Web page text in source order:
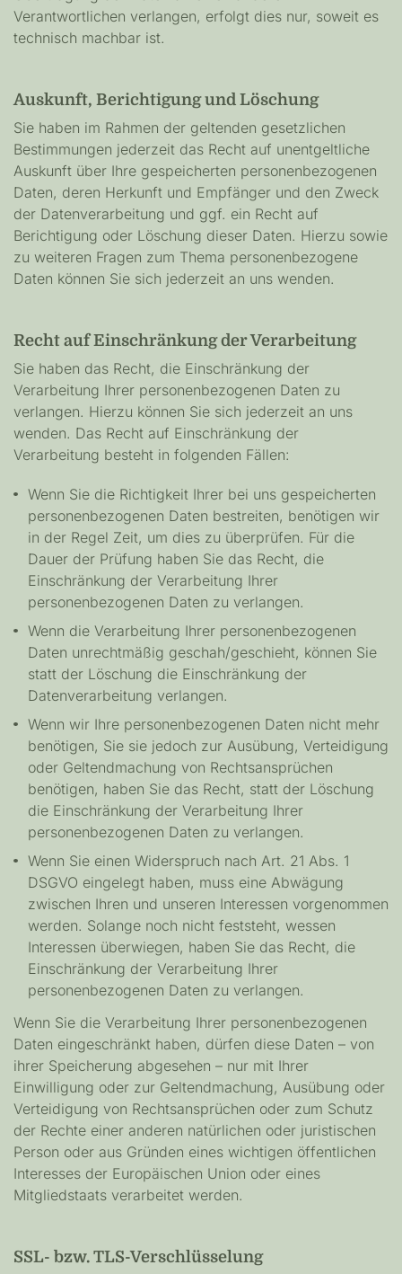
Verantwortlichen verlangen, erfolgt dies nur, soweit es
technisch machbar ist.
Auskunft, Berichtigung und Löschung
Sie haben im Rahmen der geltenden gesetzlichen
Bestimmungen jederzeit das Recht auf unentgeltliche
Auskunft über Ihre gespeicherten personenbezogenen
Daten, deren Herkunft und Empfänger und den Zweck
der Datenverarbeitung und ggf. ein Recht auf
Berichtigung oder Löschung dieser Daten. Hierzu sowie
zu weiteren Fragen zum Thema personenbezogene
Daten können Sie sich jederzeit an uns wenden.
Recht auf Einschränkung der Verarbeitung
Sie haben das Recht, die Einschränkung der
Verarbeitung Ihrer personenbezogenen Daten zu
verlangen. Hierzu können Sie sich jederzeit an uns
wenden. Das Recht auf Einschränkung der
Verarbeitung besteht in folgenden Fällen:
Wenn Sie die Richtigkeit Ihrer bei uns gespeicherten
personenbezogenen Daten bestreiten, benötigen wir
in der Regel Zeit, um dies zu überprüfen. Für die
Dauer der Prüfung haben Sie das Recht, die
Einschränkung der Verarbeitung Ihrer
personenbezogenen Daten zu verlangen.
Wenn die Verarbeitung Ihrer personenbezogenen
Daten unrechtmäßig geschah/geschieht, können Sie
statt der Löschung die Einschränkung der
Datenverarbeitung verlangen.
Wenn wir Ihre personenbezogenen Daten nicht mehr
benötigen, Sie sie jedoch zur Ausübung, Verteidigung
oder Geltendmachung von Rechtsansprüchen
benötigen, haben Sie das Recht, statt der Löschung
die Einschränkung der Verarbeitung Ihrer
personenbezogenen Daten zu verlangen.
Wenn Sie einen Widerspruch nach Art. 21 Abs. 1
DSGVO eingelegt haben, muss eine Abwägung
zwischen Ihren und unseren Interessen vorgenommen
werden. Solange noch nicht feststeht, wessen
Interessen überwiegen, haben Sie das Recht, die
Einschränkung der Verarbeitung Ihrer
personenbezogenen Daten zu verlangen.
Wenn Sie die Verarbeitung Ihrer personenbezogenen
Daten eingeschränkt haben, dürfen diese Daten – von
ihrer Speicherung abgesehen – nur mit Ihrer
Einwilligung oder zur Geltendmachung, Ausübung oder
Verteidigung von Rechtsansprüchen oder zum Schutz
der Rechte einer anderen natürlichen oder juristischen
Person oder aus Gründen eines wichtigen öffentlichen
Interesses der Europäischen Union oder eines
Mitgliedstaats verarbeitet werden.
SSL- bzw. TLS-Verschlüsselung